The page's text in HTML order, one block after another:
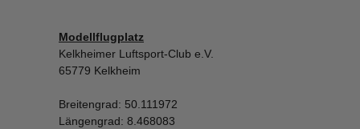
Modellflugplatz
Kelkheimer Luftsport-Club e.V.
65779 Kelkheim
Breitengrad: 50.111972
Längengrad: 8.468083